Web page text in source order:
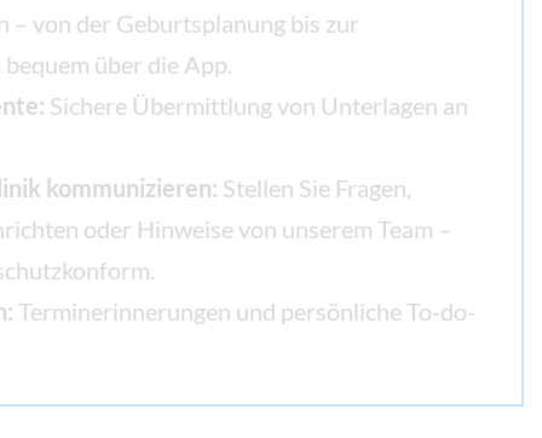
– von der Geburtsplanung bis zur
über die App.
Sichere Übermittlung von Unterlagen an
kommunizieren: Stellen Sie Fragen,
oder Hinweise von unserem Team –
Terminerinnerungen und persönliche To-do-